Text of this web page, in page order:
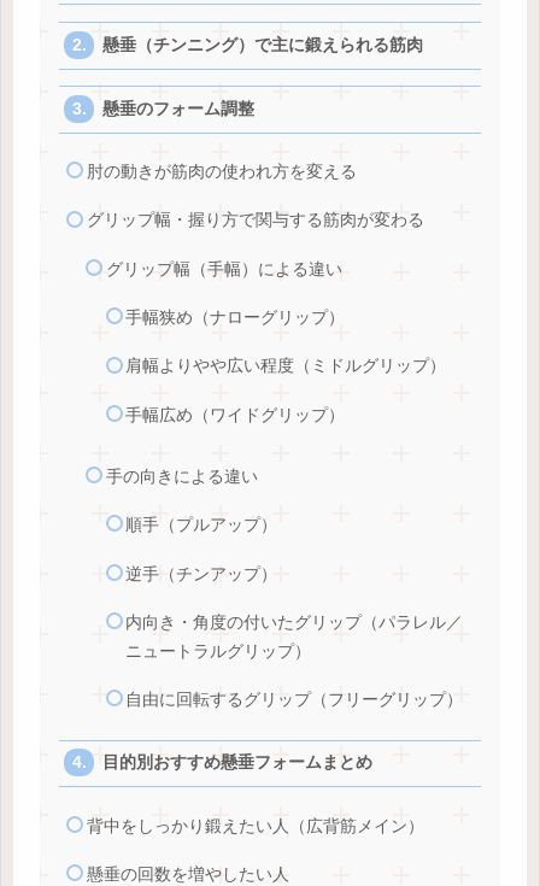
懸垂（チンニング）で主に鍛えられる筋肉
懸垂のフォーム調整
肘の動きが筋肉の使われ方を変える
グリップ幅・握り方で関与する筋肉が変わる
グリップ幅（手幅）による違い
手幅狭め（ナローグリップ）
肩幅よりやや広い程度（ミドルグリップ）
手幅広め（ワイドグリップ）
手の向きによる違い
順手（プルアップ）
逆手（チンアップ）
内向き・角度の付いたグリップ（パラレル／
ニュートラルグリップ）
自由に回転するグリップ（フリーグリップ）
目的別おすすめ懸垂フォームまとめ
背中をしっかり鍛えたい人（広背筋メイン）
懸垂の回数を増やしたい人